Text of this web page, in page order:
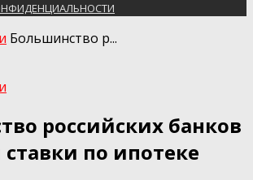
Большинство р...
российских банков
по ипотеке